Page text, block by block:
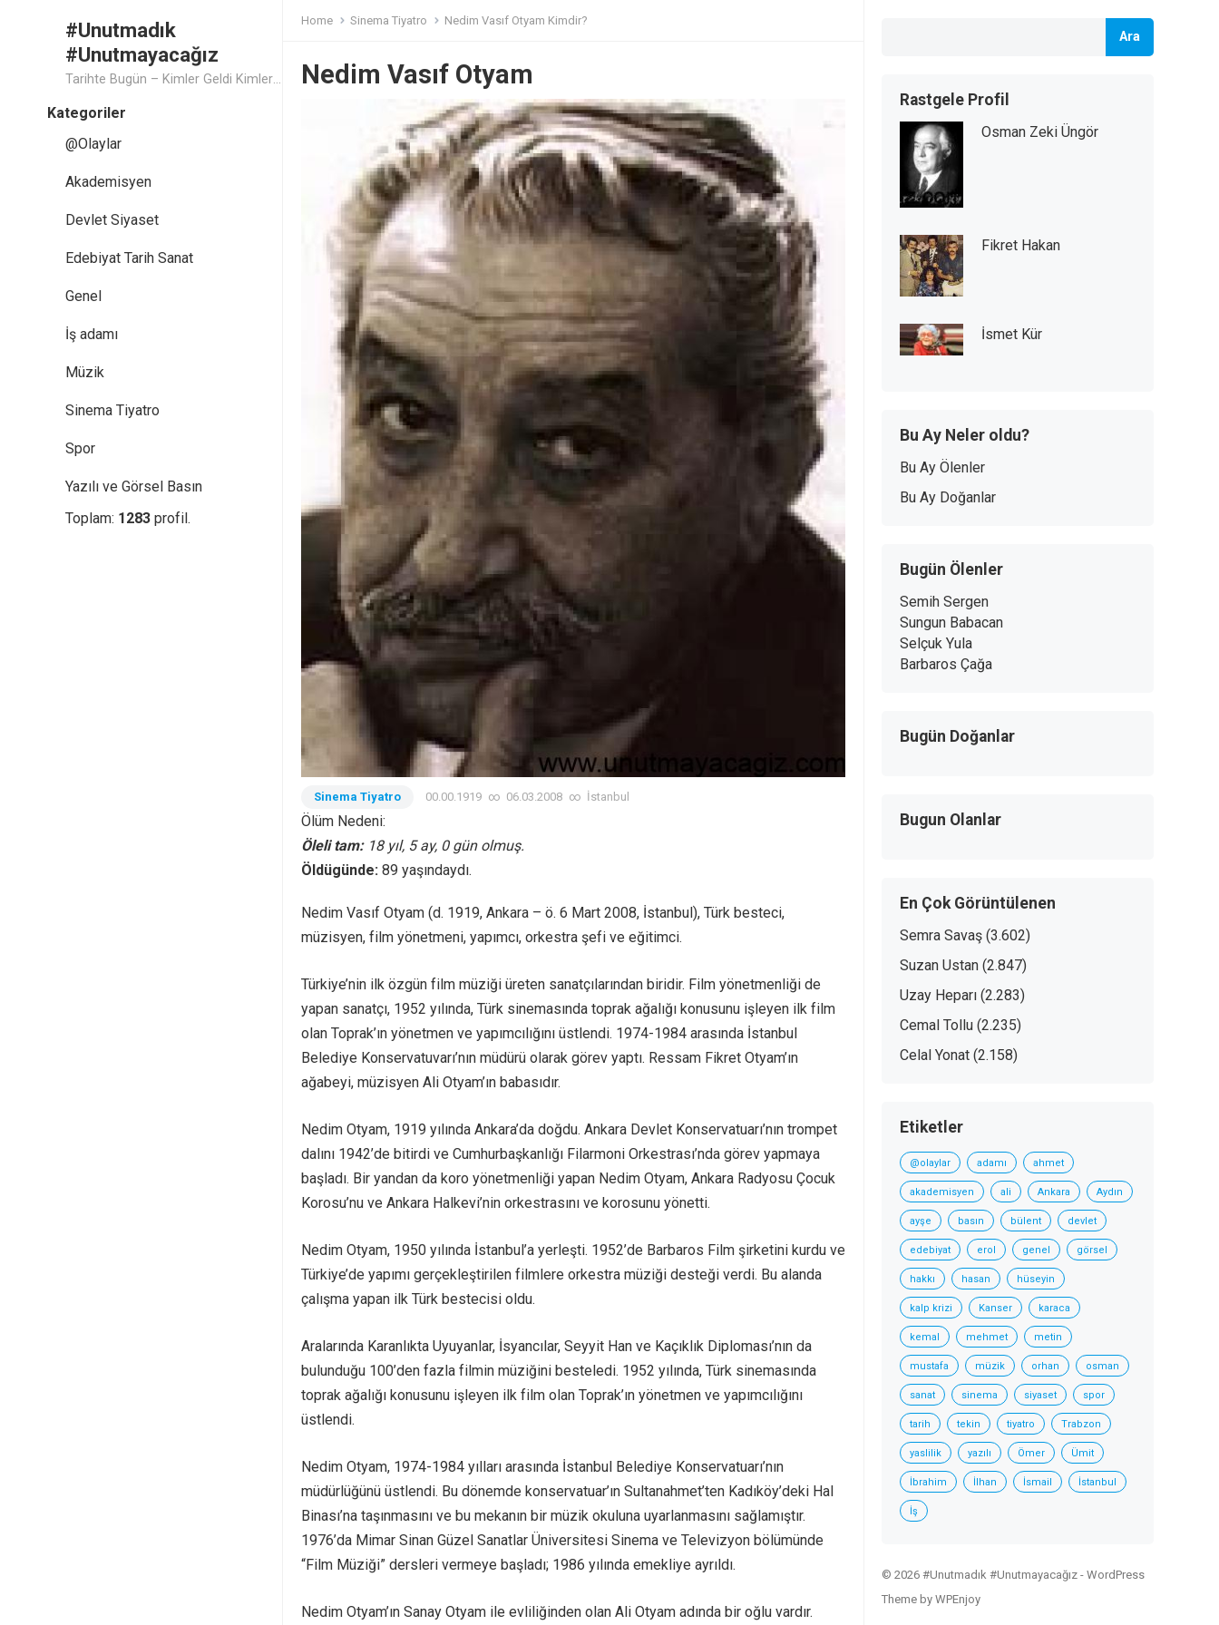
#Unutmadık
#Unutmayacağız
Tarihte Bugün – Kimler Geldi Kimler Geçti..
Kategoriler
@Olaylar
Akademisyen
Devlet Siyaset
Edebiyat Tarih Sanat
Genel
İş adamı
Müzik
Sinema Tiyatro
Spor
Yazılı ve Görsel Basın
Toplam: 1283 profil.
Home Sinema Tiyatro Nedim Vasıf Otyam Kimdir?
Nedim Vasıf Otyam
Sinema Tiyatro 00.00.1919 ∞ 06.03.2008 ∞ İstanbul
Ölüm Nedeni:
Öleli tam: 18 yıl, 5 ay, 0 gün olmuş.
Öldügünde: 89 yaşındaydı.
Nedim Vasıf Otyam (d. 1919, Ankara – ö. 6 Mart 2008, İstanbul), Türk besteci,
müzisyen, film yönetmeni, yapımcı, orkestra şefi ve eğitimci.
Türkiye’nin ilk özgün film müziği üreten sanatçılarından biridir. Film yönetmenliği de
yapan sanatçı, 1952 yılında, Türk sinemasında toprak ağalığı konusunu işleyen ilk film
olan Toprak’ın yönetmen ve yapımcılığını üstlendi. 1974-1984 arasında İstanbul
Belediye Konservatuvarı’nın müdürü olarak görev yaptı. Ressam Fikret Otyam’ın
ağabeyi, müzisyen Ali Otyam’ın babasıdır.
Nedim Otyam, 1919 yılında Ankara’da doğdu. Ankara Devlet Konservatuarı’nın trompet
dalını 1942’de bitirdi ve Cumhurbaşkanlığı Filarmoni Orkestrası’nda görev yapmaya
başladı. Bir yandan da koro yönetmenliği yapan Nedim Otyam, Ankara Radyosu Çocuk
Korosu’nu ve Ankara Halkevi’nin orkestrasını ve korosunu yönetti.
Nedim Otyam, 1950 yılında İstanbul’a yerleşti. 1952’de Barbaros Film şirketini kurdu ve
Türkiye’de yapımı gerçekleştirilen filmlere orkestra müziği desteği verdi. Bu alanda
çalışma yapan ilk Türk bestecisi oldu.
Aralarında Karanlıkta Uyuyanlar, İsyancılar, Seyyit Han ve Kaçıklık Diploması’nın da
bulunduğu 100’den fazla filmin müziğini besteledi. 1952 yılında, Türk sinemasında
toprak ağalığı konusunu işleyen ilk film olan Toprak’ın yönetmen ve yapımcılığını
üstlendi.
Nedim Otyam, 1974-1984 yılları arasında İstanbul Belediye Konservatuarı’nın
müdürlüğünü üstlendi. Bu dönemde konservatuar’ın Sultanahmet’ten Kadıköy’deki Hal
Binası’na taşınmasını ve bu mekanın bir müzik okuluna uyarlanmasını sağlamıştır.
1976’da Mimar Sinan Güzel Sanatlar Üniversitesi Sinema ve Televizyon bölümünde
“Film Müziği” dersleri vermeye başladı; 1986 yılında emekliye ayrıldı.
Nedim Otyam’ın Sanay Otyam ile evliliğinden olan Ali Otyam adında bir oğlu vardır.
Ara
Rastgele Profil
Osman Zeki Üngör
Fikret Hakan
İsmet Kür
Bu Ay Neler oldu?
Bu Ay Ölenler
Bu Ay Doğanlar
Bugün Ölenler
Semih Sergen
Sungun Babacan
Selçuk Yula
Barbaros Çağa
Bugün Doğanlar
Bugun Olanlar
En Çok Görüntülenen
Semra Savaş (3.602)
Suzan Ustan (2.847)
Uzay Heparı (2.283)
Cemal Tollu (2.235)
Celal Yonat (2.158)
Etiketler
@olaylar adamı ahmet
akademisyen ali Ankara Aydın
ayşe basın bülent devlet
edebiyat erol genel görsel
hakkı hasan hüseyin
kalp krizi Kanser karaca
kemal mehmet metin
mustafa müzik orhan osman
sanat sinema siyaset spor
tarih tekin tiyatro Trabzon
yaslilik yazılı Ömer Ümit
İbrahim İlhan İsmail İstanbul
İş
© 2026 #Unutmadık #Unutmayacağız - WordPress
Theme by WPEnjoy